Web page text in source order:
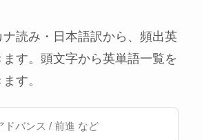
読み・日本語訳から、頻出英
す。頭文字から英単語一覧を
す。